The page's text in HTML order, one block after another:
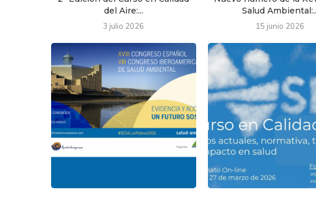
del Aire:...
3 julio 2026
Salud
15 junio 2026